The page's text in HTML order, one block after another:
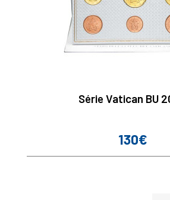
Série Vatican BU
Prix
130€